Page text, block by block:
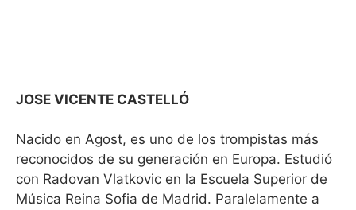
JOSE VICENTE CASTELLÓ
Nacido en Agost, es uno de los trompistas más
reconocidos de su generación en Europa. Estudió
con Radovan Vlatkovic en la Escuela Superior de
Música Reina Sofia de Madrid. Paralelamente a